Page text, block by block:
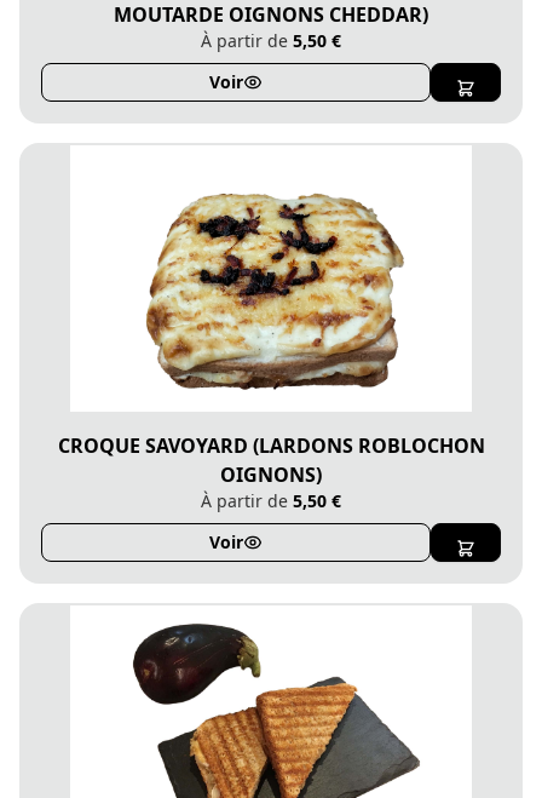
MOUTARDE OIGNONS CHEDDAR)
À partir de 5,50 €
Voir
CROQUE SAVOYARD (LARDONS ROBLOCHON
OIGNONS)
À partir de 5,50 €
Voir